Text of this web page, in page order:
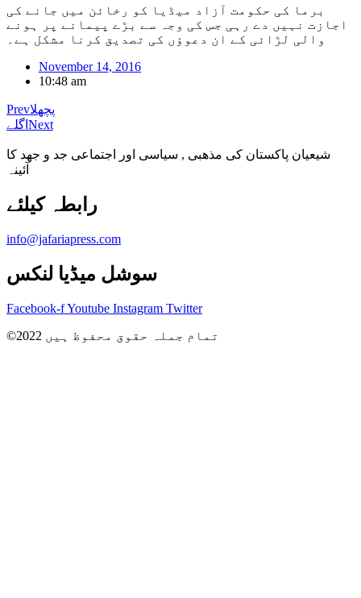
برما کی حکومت آزاد میڈیا کو رخائن میں جانے کی
اجازت نہیں دے رہی جس کی وجہ سے بڑے پیمانے پر ہونے
والی لڑائی کے ان دعوؤں کی تصدیق کرنا مشکل ہے۔
November 14, 2016
10:48 am
Prevپچھلا
اگلے Next
شیعیان پاکستان کی مذهبی , سیاسی اور اجتماعی جد و جهد کا
آئینہ
info@jafariapress.com​
سوشل میڈیا لنکس
Facebook-fYoutube Instagram Twitter
©2022 تمام جملہ حقوق محفوظ ہیں